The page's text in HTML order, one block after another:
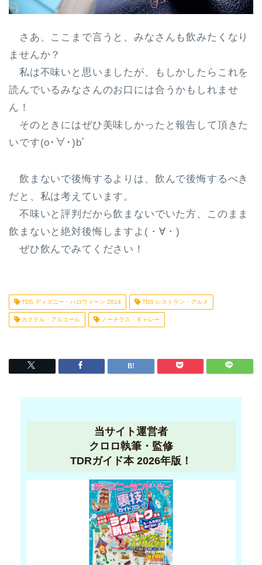
さあ、ここまで言うと、みなさんも飲みたくなり
ませんか？
私は不味いと思いましたが、もしかしたらこれを
読んでいるみなさんのお口には合うかもしれませ
ん！
そのときにはぜひ美味しかったと報告して頂きた
いです(o･∀･)bﾞ
飲まないで後悔するよりは、飲んで後悔するべき
だと、私は考えています。
不味いと評判だから飲まないでいた方、このまま
飲まないと絶対後悔しますよ(・∀・)
ぜひ飲んでみてください！
TDS ディズニー・ハロウィーン 2014 TDS レストラン・グルメ
カクテル・アルコール ノーチラス・ギャレー
当サイト運営者
クロロ執筆・監修
TDRガイド本 2026年版！